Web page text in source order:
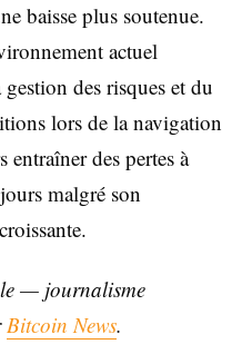
baisse plus soutenue.
actuel
des risques et du
lors de la navigation
des pertes à
malgré son
— journalisme
Bitcoin News.